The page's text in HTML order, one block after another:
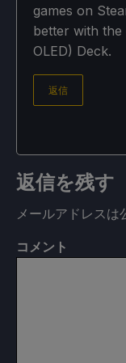
games on
better with
OLED) Deck.
返信
返信を残す
メールアドレスは
コメント